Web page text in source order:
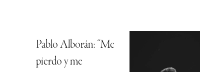
Pablo Alborán: “Me
pierdo y me